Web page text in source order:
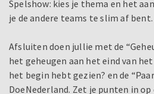
Spelshow: kies je thema en het
je de andere teams te slim af bent.
Afsluiten doen jullie met de
het geheugen aan het eind van
het begin hebt gezien? en de
DoeNederland. Zet je punten in op